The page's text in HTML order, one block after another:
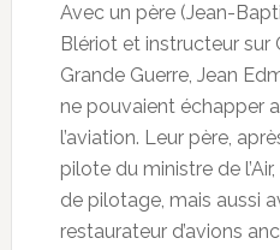
Avec un père (Jean-
Blériot et instructeur sur
Grande Guerre, Jean
ne pouvaient échapper
l’aviation. Leur père,
pilote du ministre de
de pilotage, mais aussi
restaurateur d’avions